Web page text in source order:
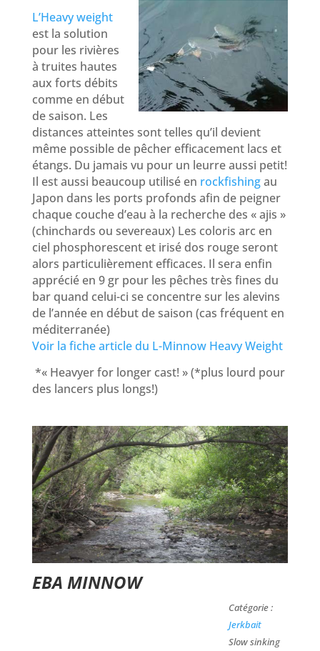
L’Heavy weight
est la solution
pour les rivières
à truites hautes
aux forts débits
comme en début
de saison. Les
distances atteintes sont telles qu’il devient
même possible de pêcher efficacement lacs et
étangs. Du jamais vu pour un leurre aussi petit!
Il est aussi beaucoup utilisé en rockfishingau
Japon dans les ports profonds afin de peigner
chaque couche d’eau à la recherche des « ajis »
(chinchards ou severeaux) Les coloris arc en
ciel phosphorescent et irisé dos rouge seront
alors particulièrement efficaces. Il sera enfin
apprécié en 9 gr pour les pêches très fines du
bar quand celui-ci se concentre sur les alevins
de l’année en début de saison (cas fréquent en
méditerranée)
Voir la fiche article du L-Minnow Heavy Weight
*« Heavyer for longer cast! » (*plus lourd pour
des lancers plus longs!)
EBA MINNOW
Catégorie :
Jerkbait
Slow sinking